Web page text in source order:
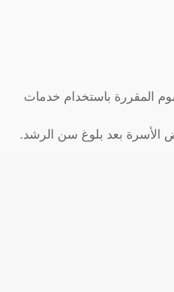
المقررة باستخدام خدمات